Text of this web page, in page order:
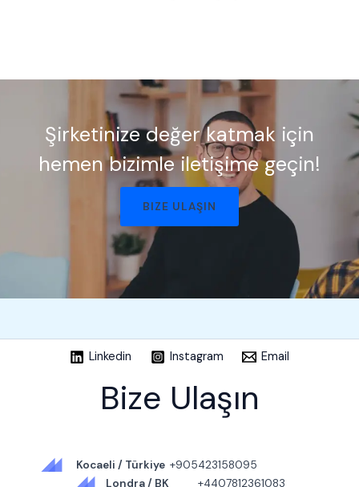
Şirketinize değer katmak için
hemen bizimle iletişime geçin!​
BIZE ULAŞIN
Linkedin Instagram Email
Bize Ulaşın
Kocaeli / Türkiye +905423158095
Londra / BK +4407812361083